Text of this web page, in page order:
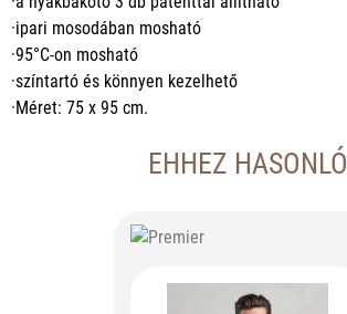
·ipari mosodában mosható
·95°C-on mosható
·színtartó és könnyen kezelhető
·Méret: 75 x 95 cm.
EHHEZ HASONLÓ